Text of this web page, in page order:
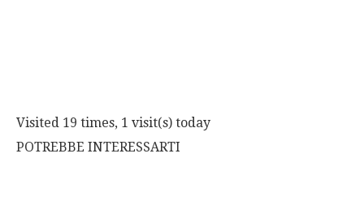
Visited 19 times, 1 visit(s) today
POTREBBE INTERESSARTI